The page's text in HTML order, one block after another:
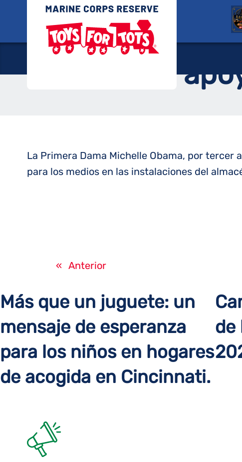
contenido
Juguetes
La Primera
La Primera Dama Michelle Obama, por tercer
para los medios en las instalaciones del
« Anterior
Más que un juguete: un
mensaje de esperanza
para los niños en hogares
de acogida en Cincinnati.
de